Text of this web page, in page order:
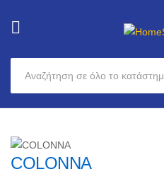
περιεχόμενο
Μετάβαση
στο
Μετάβαση
COLONNA